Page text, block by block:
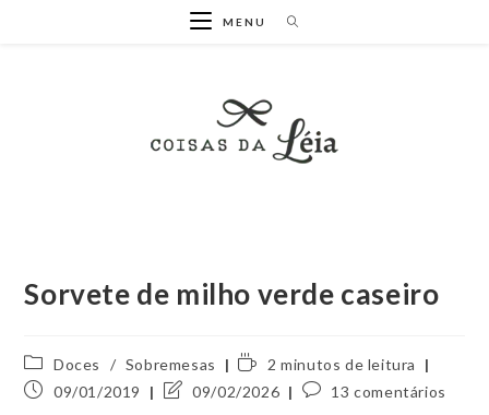
MENU
Sorvete de milho verde caseiro
Categoria
do
post:
Doces / Sobremesas
Tempo
de
leitura:
2 minutos de leitura
Post09/01/2019
Última09/02/2026
Comentários
13 comentários